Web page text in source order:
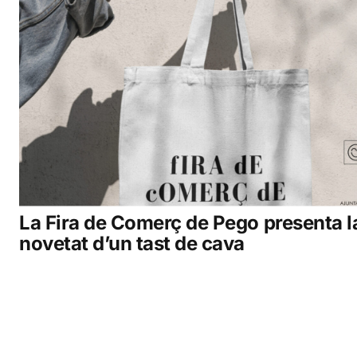
La Fira de Comerç de Pego presenta
novetat d’un tast de cava